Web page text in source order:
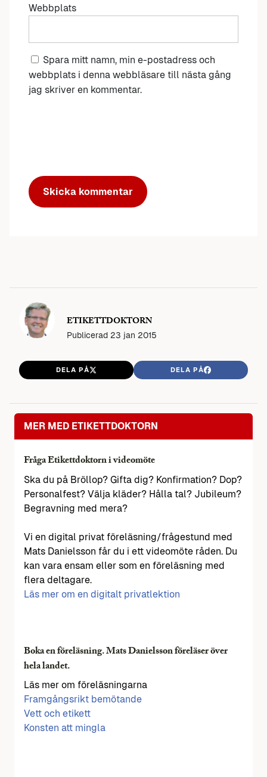
Webbplats
Spara mitt namn, min e-postadress och
webbplats i denna webbläsare till nästa gång
jag skriver en kommentar.
ETIKETTDOKTORN
Publicerad 23 jan 2015
DELA PÅ DELA PÅ
MER MED ETIKETTDOKTORN
Fråga Etikettdoktorn i videomöte
Ska du på Bröllop? Gifta dig? Konfirmation? Dop?
Personalfest? Välja kläder? Hålla tal? Jubileum?
Begravning med mera?
Vi en digital privat föreläsning/frågestund med
Mats Danielsson får du i ett videomöte råden. Du
kan vara ensam eller som en föreläsning med
flera deltagare.
Läs mer om en digitalt privatlektion
Boka en föreläsning. Mats Danielsson föreläser över
hela landet.
Läs mer om föreläsningarna
Framgångsrikt bemötande
Vett och etikett
Konsten att mingla